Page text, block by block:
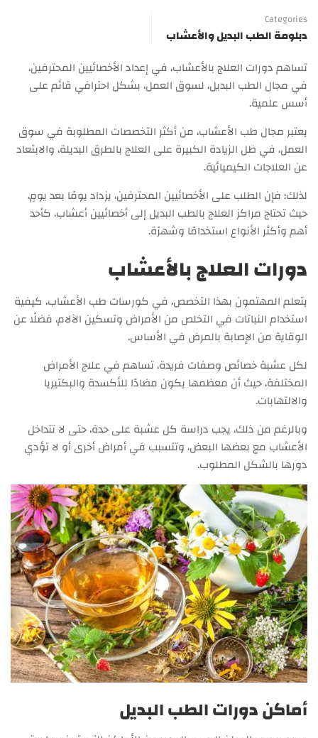
Categories
دبلومة الطب البديل والأعشاب
تساهم دورات العلاج بالأعشاب، في إعداد الأخصائيين المحترفين،
في مجال الطب البديل، لسوق العمل، بشكل احترافي قائم على
أسس علمية.
يعتبر مجال طب الأعشاب، من أكثر التخصصات المطلوبة في سوق
العمل، في ظل الزيادة الكبيرة على العلاج بالطرق البديلة، والابتعاد
عن العلاجات الكيميائية.
لذلك؛ فإن الطلب على الأخصائيين المحترفين، يزداد يومًا بعد يومٍ،
حيث تحتاج مراكز العلاج بالطب البديل إلى أخصائيين أعشاب، كأحد
أهم وأكثر الأنواع استخدامًا وشهرًة.
دورات العلاج بالأعشاب
يتعلم المهتمون بهذا التخصص، في كورسات طب الأعشاب، كيفية
استخدام النباتات في التخلص من الأمراض وتسكين الآلام، فضلًا عن
الوقاية من الإصابة بالمرض في الأساس.
لكل عشبة خصائص وصفات فريدة، تساهم في علاج الأمراض
المختلفة، حيث أن معظمها يكون مضادًا للأكسدة والبكتيريا
والالتهابات.
وبالرغم من ذلك، يجب دراسة كل عشبة على حدة، حتى لا تتداخل
الأعشاب مع بعضها البعض، وتتسبب في أمراض أخرى أو لا تؤدي
دورها بالشكل المطلوب.
أماكن دورات الطب البديل